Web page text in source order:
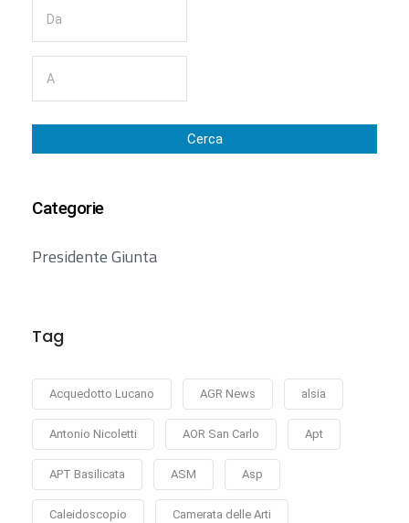
Cerca
Categorie
Presidente Giunta
Tag
Acquedotto Lucano AGR News alsia
Antonio Nicoletti AOR San Carlo Apt
APT Basilicata ASM Asp
Caleidoscopio Camerata delle Arti